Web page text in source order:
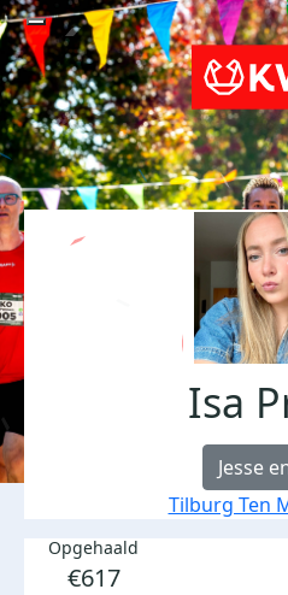
Isa
Jesse
Tilburg Ten
Opgehaald
€617